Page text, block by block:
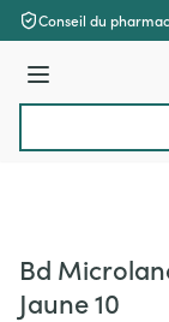
Aller au contenu
Conseil du
Menu
Bd
Jaune 10